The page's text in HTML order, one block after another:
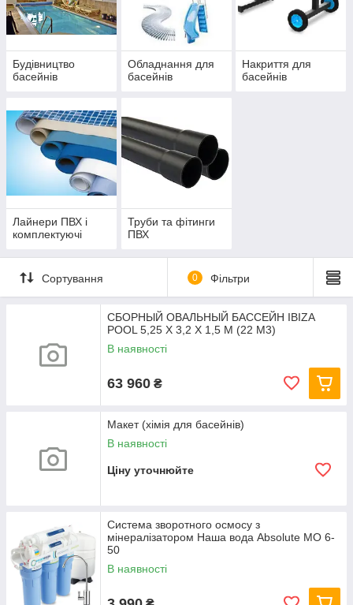
Будівництво
басейнів
Обладнання для
басейнів
Накриття для
басейнів
Лайнери ПВХ і
комплектуючі
Труби та фітинги
ПВХ
Сортування 0 Фільтри
СБОРНЫЙ ОВАЛЬНЫЙ БАССЕЙН IBIZA
POOL 5,25 Х 3,2 Х 1,5 М (22 М3)
В наявності
63 960 ₴
Макет (хімія для басейнів)
В наявності
Ціну уточнюйте
Система зворотного осмосу з
мінералізатором Наша вода Absolute МО 6-
50
В наявності